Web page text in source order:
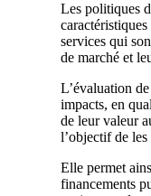
Les politiques
services qui
de marché et
L’évaluation
impacts, en
de leur valeur
l’objectif de
Elle permet
financements